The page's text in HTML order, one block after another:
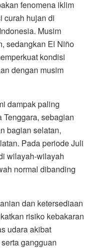
fenomena iklim
curah hujan di
Musim
sedangkan El Niño
kondisi
dengan musim
dampak paling
sebagian
bagian selatan,
Pada periode Juli
wilayah-wilayah
normal dibanding
dan ketersediaan
risiko kebakaran
udara akibat
gangguan